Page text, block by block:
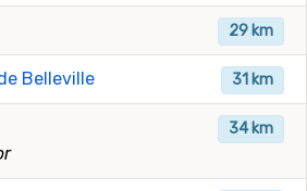
29 km
31 km
Belleville
34 km